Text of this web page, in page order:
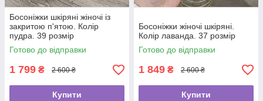
Босоніжки шкіряні жіночі із
закритою п'ятою. Колір
пудра. 39 розмір
Готово до відправки
1 799 ₴ 2 600 ₴
Купити
Босоніжки жіночі шкіряні.
Колір лаванда. 37 розмір
Готово до відправки
1 849 ₴ 2 600 ₴
Купити